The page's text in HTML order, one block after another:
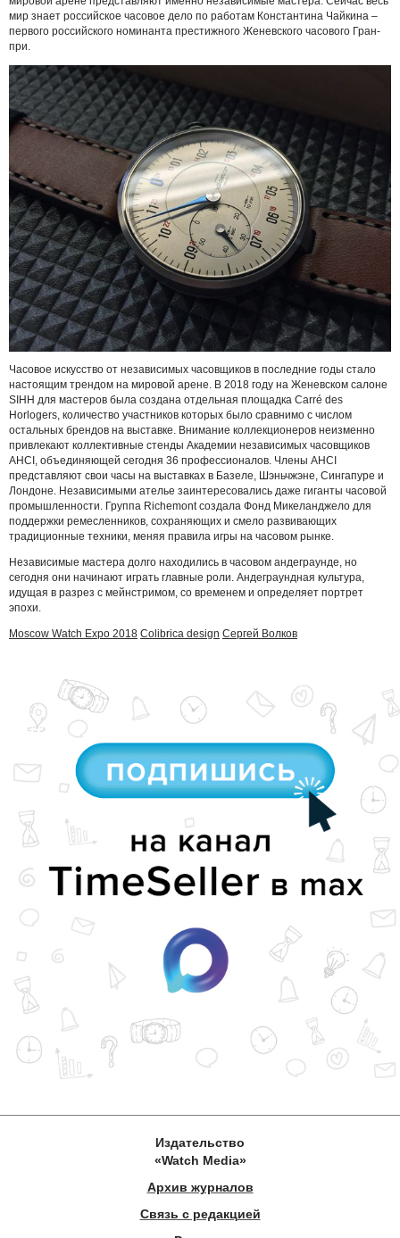
мир знает российское часовое дело по работам Константина Чайкина –
первого российского номинанта престижного Женевского часового Гран-
при.
Часовое искусство от независимых часовщиков в последние годы стало
настоящим трендом на мировой арене. В 2018 году на Женевском салоне
SIHH для мастеров была создана отдельная площадка Carré des
Horlogers, количество участников которых было сравнимо с числом
остальных брендов на выставке. Внимание коллекционеров неизменно
привлекают коллективные стенды Академии независимых часовщиков
AHCI, объединяющей сегодня 36 профессионалов. Члены AHCI
представляют свои часы на выставках в Базеле, Шэньчжэне, Сингапуре и
Лондоне. Независимыми ателье заинтересовались даже гиганты часовой
промышленности. Группа Richemont создала Фонд Микеланджело для
поддержки ремесленников, сохраняющих и смело развивающих
традиционные техники, меняя правила игры на часовом рынке.
Независимые мастера долго находились в часовом андеграунде, но
сегодня они начинают играть главные роли. Андеграундная культура,
идущая в разрез с мейнстримом, со временем и определяет портрет
эпохи.
Moscow Watch Expo 2018 Сolibrica design Сергей Волков
Издательство
«Watch Media»
Архив журналов
Связь с редакцией